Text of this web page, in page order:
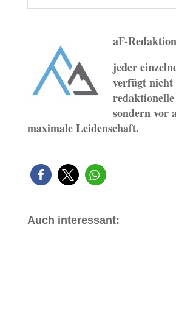
aF-Redaktion
jeder
verfügt
sondern vor
maximale Leidenschaft.
Auch interessant: